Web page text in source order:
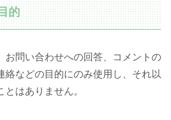
的
お問い合わせへの回答、コメントの
絡などの目的にのみ使用し、それ以
はありません。